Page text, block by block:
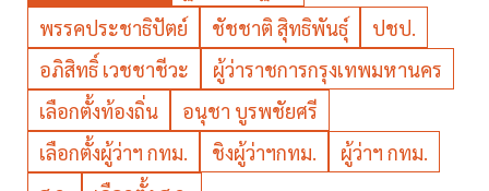
พรรคประชาธิปัตย์
ชัชชาติ สุิทธิพันธุ์
ปชป.
อภิสิทธิ์ เวชชาชีวะ
ผู้ว่าราชการกรุงเทพมหานคร
เลือกตั้งท้องถิ่น
อนุชา บูรพชัยศรี
เลือกตั้งผู้ว่าฯ กทม.
ชิงผู้ว่าฯกทม.
ผู้ว่าฯ กทม.